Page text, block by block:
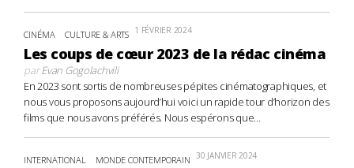
CINÉMA CULTURE & ARTS 1 FÉVRIER 2024
Les coups de cœur 2023 de la rédac cinéma
parEvan Gogolachvili
En 2023 sont sortis de nombreuses pépites cinématographiques, et
nous vous proposons aujourd’hui voici un rapide tour d’horizon des
films que nous avons préférés. Nous espérons que...
INTERNATIONAL MONDE CONTEMPORAIN 30 JANVIER 2024